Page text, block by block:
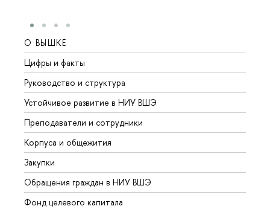
О ВЫШКЕ
Цифры и факты
Руководство и структура
Устойчивое развитие в НИУ ВШЭ
Преподаватели и сотрудники
Корпуса и общежития
Закупки
Обращения граждан в НИУ ВШЭ
Фонд целевого капитала